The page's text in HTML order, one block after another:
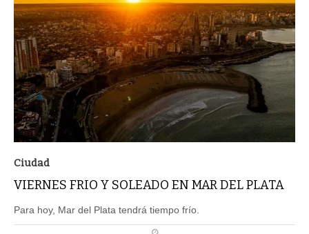
Ciudad
VIERNES FRIO Y SOLEADO EN MAR DEL PLATA
Para hoy, Mar del Plata tendrá tiempo frío.